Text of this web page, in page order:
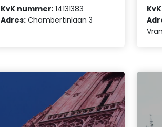
KvK nummer: 14131383
Adres: Chambertinlaan 3